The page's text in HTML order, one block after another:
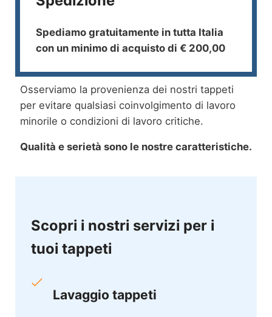
Spediamo gratuitamente in tutta Italia
con un minimo di acquisto di € 200,00
Osserviamo la provenienza dei nostri tappeti
per evitare qualsiasi coinvolgimento di lavoro
minorile o condizioni di lavoro critiche.
Qualità e serietà sono le nostre caratteristiche.
Scopri i nostri servizi per i
tuoi tappeti
Lavaggio tappeti